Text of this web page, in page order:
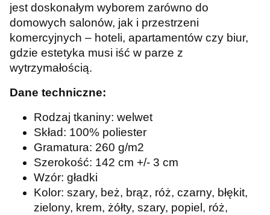
jest doskonałym wyborem zarówno do
domowych salonów, jak i przestrzeni
komercyjnych – hoteli, apartamentów czy biur,
gdzie estetyka musi iść w parze z
wytrzymałością.
Dane techniczne:
Rodzaj tkaniny: welwet
Skład: 100% poliester
Gramatura: 260 g/m2
Szerokość: 142 cm +/- 3 cm
Wzór: gładki
Kolor: szary, beż, brąz, róż, czarny, błękit,
zielony, krem, żółty, szary, popiel, róż,